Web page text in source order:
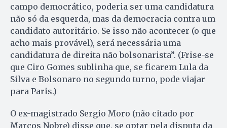
campo democrático, poderia ser uma candidatura
não só da esquerda, mas da democracia contra um
candidato autoritário. Se isso não acontecer (o que
acho mais provável), será necessária uma
candidatura de direita não bolsonarista”. (Frise-se
que Ciro Gomes sublinha que, se ficarem Lula da
Silva e Bolsonaro no segundo turno, pode viajar
para Paris.)
O ex-magistrado Sergio Moro (não citado por
Marcos Nobre) disse que, se optar pela disputa da